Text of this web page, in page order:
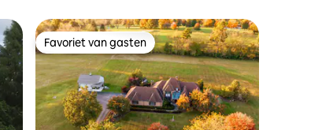
Favoriet van gasten
Favoriet van gasten